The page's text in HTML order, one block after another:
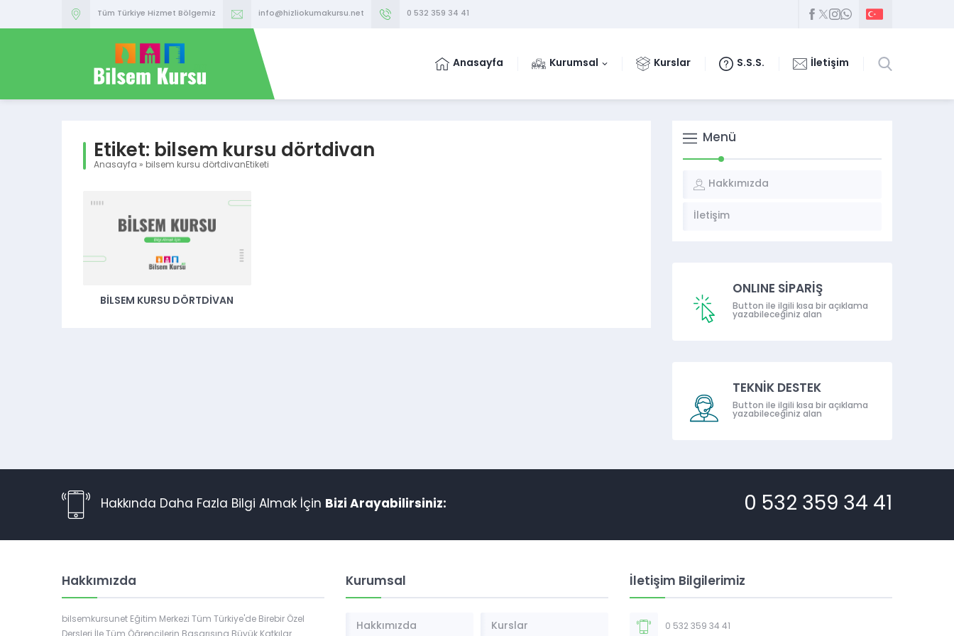
Tüm Türkiye Hizmet Bölgemiz info@hizliokumakursu.net 0 532 359 34 41
Anasayfa Kurumsal Kurslar S.S.S. İletişim
Etiket: bilsem kursu dörtdivan
Anasayfa » bilsem kursu dörtdivanEtiketi
BILSEM KURSU DÖRTDIVAN
Menü
Hakkımızda
İletişim
ONLINE SİPARİŞ
Button ile ilgili kısa bir açıklama
yazabileceğiniz alan
TEKNİK DESTEK
Button ile ilgili kısa bir açıklama
yazabileceğiniz alan
Hakkında Daha Fazla Bilgi Almak İçin Bizi Arayabilirsiniz: 0 532 359 34 41
Hakkımızda
bilsemkursunet Eğitim Merkezi Tüm Türkiye'de Birebir Özel
Kurumsal
Hakkımızda Kurslar
İletişim Bilgilerimiz
0 532 359 34 41
Müşteri Temsilcisi